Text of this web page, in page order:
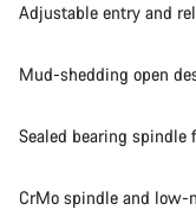
Adjustable entry and
Mud-shedding open
Sealed bearing
CrMo spindle and low-